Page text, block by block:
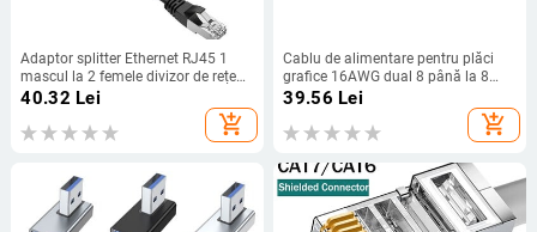
Adaptor splitter Ethernet RJ45 1
mascul la 2 femele divizor de rețea
LAN Suport cablu de prelungire
40.32 Lei
add_shopping_cart
Cablu de alimentare pentru plăci
grafice 16AWG dual 8 până la 8
pentru NVIDIA K80 M40 M60 P40
39.56 Lei
add_shopping_cart